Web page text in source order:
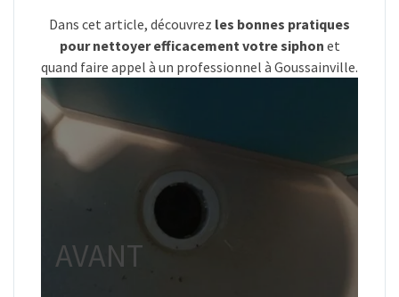
Dans cet article, découvrez les bonnes pratiques
pour nettoyer efficacement votre siphon et
quand faire appel à un professionnel à Goussainville.
AVANT